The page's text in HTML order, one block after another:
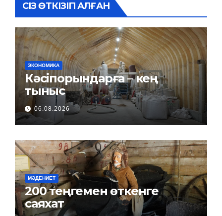
СІЗ ӨТКІЗІП АЛҒАН
ЭКОНОМИКА
Кәсіпорындарға – кең
тыныс
06.08.2026
МӘДЕНИЕТ
200 теңгемен өткенге
саяхат